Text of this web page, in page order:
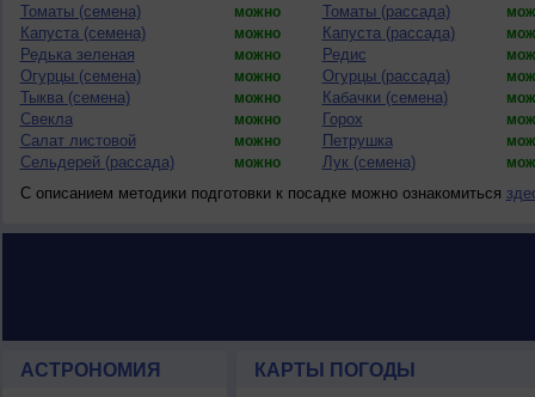
Томаты (семена)
можно Томаты (рассада)
Капуста (семена) можно Капуста (рассада)
Редька зеленая можно Редис
Огурцы (семена) можно Огурцы (рассада)
Тыква (семена) можно Кабачки (семена)
Свекла можно Горох
Салат листовой можно Петрушка
Сельдерей (рассада) можно Лук (семена)
С описанием методики подготовки к посадке можно ознакомиться
АСТРОНОМИЯ КАРТЫ ПОГОДЫ